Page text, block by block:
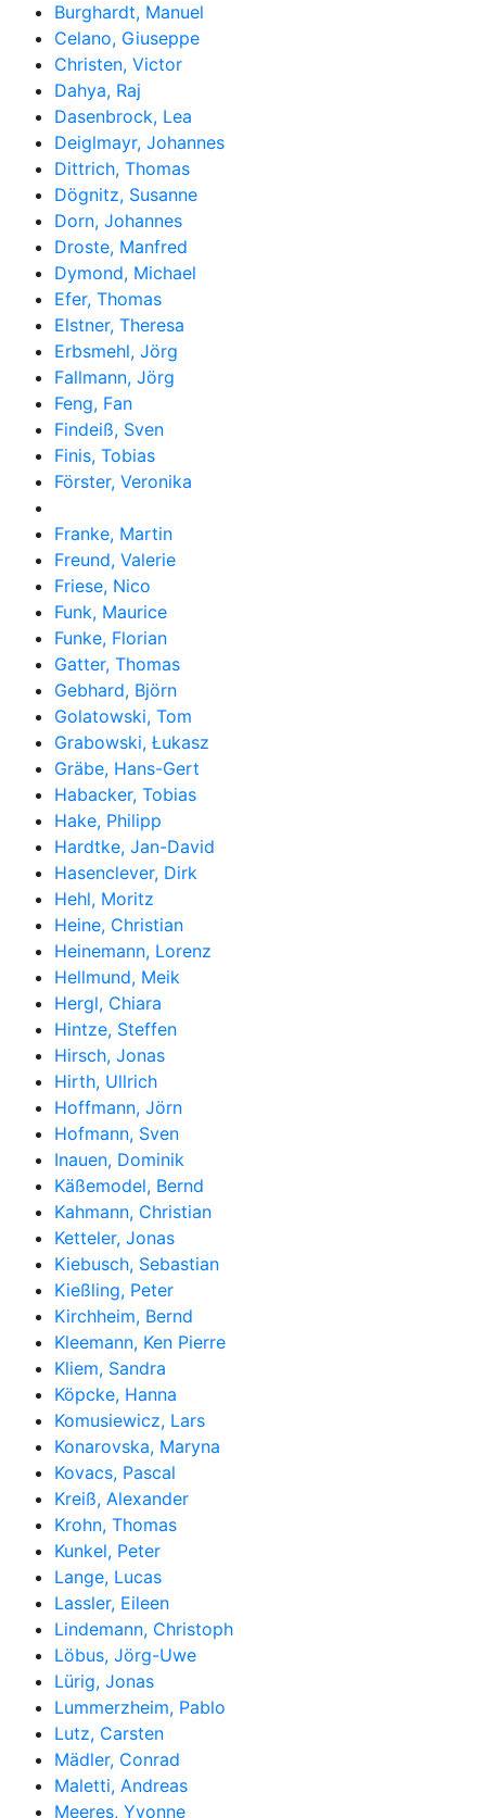
Burghardt, Manuel
Celano, Giuseppe
Christen, Victor
Dahya, Raj
Dasenbrock, Lea
Deiglmayr, Johannes
Dittrich, Thomas
Dögnitz, Susanne
Dorn, Johannes
Droste, Manfred
Dymond, Michael
Efer, Thomas
Elstner, Theresa
Erbsmehl, Jörg
Fallmann, Jörg
Feng, Fan
Findeiß, Sven
Finis, Tobias
Förster, Veronika
Franke, Martin
Freund, Valerie
Friese, Nico
Funk, Maurice
Funke, Florian
Gatter, Thomas
Gebhard, Björn
Golatowski, Tom
Grabowski, Łukasz
Gräbe, Hans-Gert
Habacker, Tobias
Hake, Philipp
Hardtke, Jan-David
Hasenclever, Dirk
Hehl, Moritz
Heine, Christian
Heinemann, Lorenz
Hellmund, Meik
Hergl, Chiara
Hintze, Steffen
Hirsch, Jonas
Hirth, Ullrich
Hoffmann, Jörn
Hofmann, Sven
Inauen, Dominik
Käßemodel, Bernd
Kahmann, Christian
Ketteler, Jonas
Kiebusch, Sebastian
Kießling, Peter
Kirchheim, Bernd
Kleemann, Ken Pierre
Kliem, Sandra
Köpcke, Hanna
Komusiewicz, Lars
Konarovska, Maryna
Kovacs, Pascal
Kreiß, Alexander
Krohn, Thomas
Kunkel, Peter
Lange, Lucas
Lassler, Eileen
Lindemann, Christoph
Löbus, Jörg-Uwe
Lürig, Jonas
Lummerzheim, Pablo
Lutz, Carsten
Mädler, Conrad
Maletti, Andreas
Meeres, Yvonne